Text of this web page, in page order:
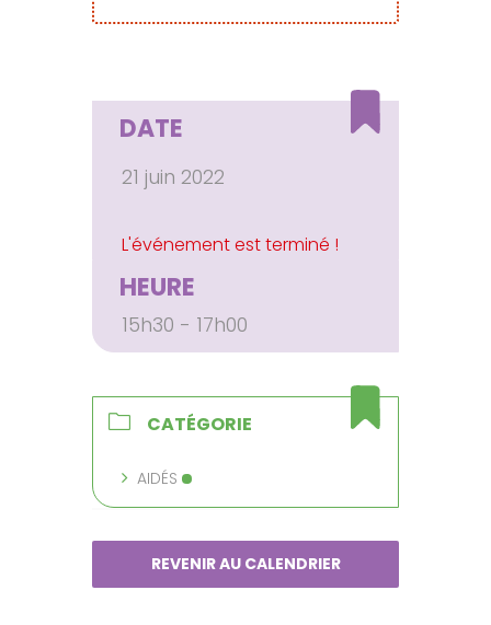
DATE
21 juin 2022
HEURE
15h30 - 17h00
CATÉGORIE
AIDÉS
REVENIR AU CALENDRIER